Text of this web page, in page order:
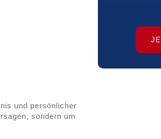
und persönlicher
sondern um